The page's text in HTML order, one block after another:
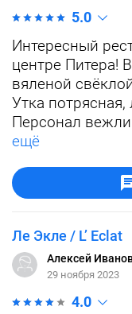
5.0
Интересный
центре Питера!
вяленой
Утка
Персонал
ещё
Ле Экле / L’ Eclat
Алексей
29 ноября 2023
4.0